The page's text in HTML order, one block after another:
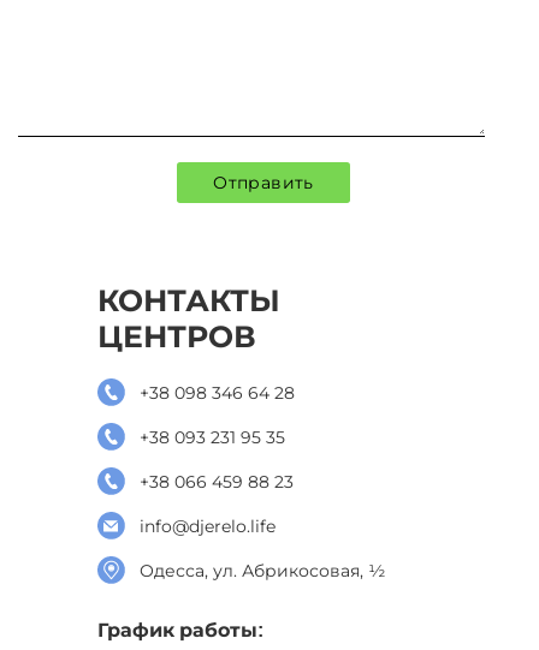
КОНТАКТЫ
ЦЕНТРОВ
+38 098 346 64 28
+38 093 231 95 35
+38 066 459 88 23
info@djerelo.life
Одесса, ул. Абрикосовая, ½
График работы: